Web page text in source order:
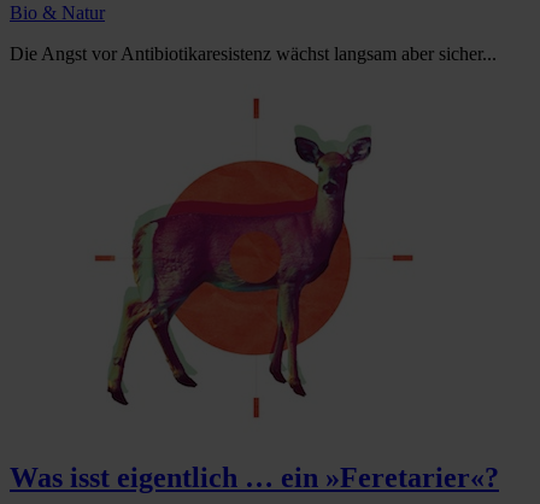
Bio & Natur
Die Angst vor Antibiotikaresistenz wächst langsam aber sicher...
Was isst eigentlich … ein »Feretarier«?